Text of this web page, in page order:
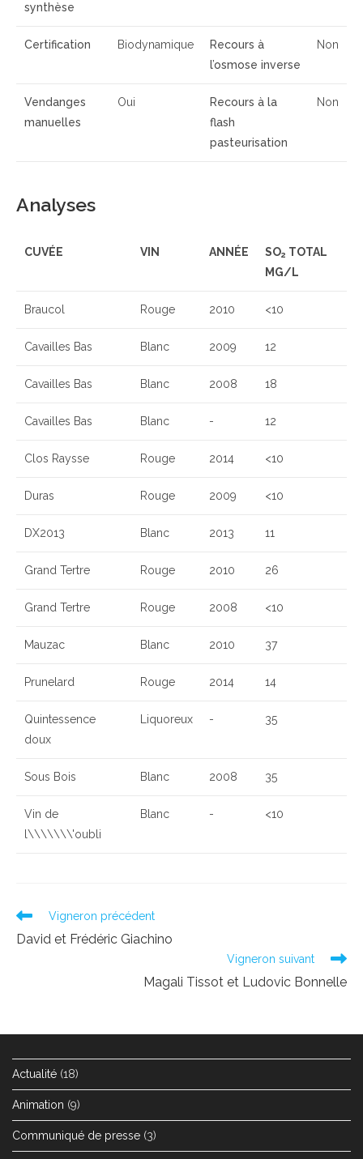
synthèse
Certification Biodynamique
Recours à
l’osmose inverse
Non
Vendanges
manuelles
Oui
Recours à la
flash
pasteurisation
Non
Analyses
CUVÉE VIN ANNÉE SO2 TOTAL
MG/L
Braucol Rouge 2010 <10
Cavailles Bas Blanc 2009 12
Cavailles Bas Blanc 2008 18
Cavailles Bas Blanc - 12
Clos Raysse Rouge 2014 <10
Duras Rouge 2009 <10
DX2013 Blanc 2013 11
Grand Tertre Rouge 2010 26
Grand Tertre Rouge 2008 <10
Mauzac Blanc 2010 37
Prunelard Rouge 2014 14
Quintessence
doux
Liquoreux - 35
Sous Bois Blanc 2008 35
Vin de
l\\\\\\\'oubli
Blanc - <10
Read
articles
Vigneron précédent
David et Frédéric Giachino
Vigneron suivant
Magali Tissot et Ludovic Bonnelle
Actualité (18)
Animation (9)
Communiqué de presse (3)